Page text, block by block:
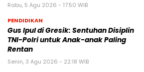
Rabu, 5 Agu 2026 - 17:50 WIB
PENDIDIKAN
Gus Ipul di Gresik: Sentuhan Disiplin
TNI-Polri untuk Anak-anak Paling
Rentan
Senin, 3 Agu 2026 - 22:18 WIB